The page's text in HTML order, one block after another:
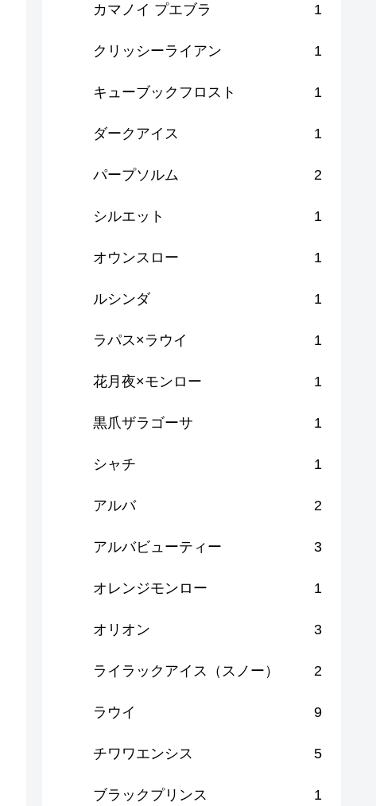
カマノイ プエブラ 1
クリッシーライアン 1
キューブックフロスト 1
ダークアイス 1
パープソルム 2
シルエット 1
オウンスロー 1
ルシンダ 1
ラパス×ラウイ 1
花月夜×モンロー 1
黒爪ザラゴーサ 1
シャチ 1
アルバ 2
アルバビューティー 3
オレンジモンロー 1
オリオン 3
ライラックアイス（スノー） 2
ラウイ 9
チワワエンシス 5
ブラックプリンス 1